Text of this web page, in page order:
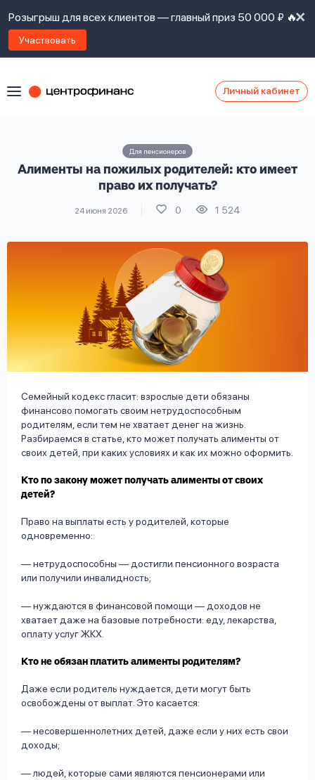
Розыгрыш для всех клиентов — главный приз 50 000 ₽ 🔥
Участвовать
Личный кабинет
Для пенсионеров
Алименты на пожилых родителей: кто имеет
право их получать?
24 июня 2026 0 1 524
Семейный кодекс гласит: взрослые дети обязаны
финансово помогать своим нетрудоспособным
родителям, если тем не хватает денег на жизнь.
Разбираемся в статье, кто может получать алименты от
своих детей, при каких условиях и как их можно оформить.
Кто по закону может получать алименты от своих
детей?
Право на выплаты есть у родителей, которые
одновременно:
— нетрудоспособны — достигли пенсионного возраста
или получили инвалидность;
— нуждаются в финансовой помощи — доходов не
хватает даже на базовые потребности: еду, лекарства,
оплату услуг ЖКХ.
Кто не обязан платить алименты родителям?
Даже если родитель нуждается, дети могут быть
освобождены от выплат. Это касается:
— несовершеннолетних детей, даже если у них есть свои
доходы;
— людей, которые сами являются пенсионерами или
Оформить заявку
Войти под другим номером
Наши
вопрос
Ответы
вопросы
с
займов,
сайта,
данных